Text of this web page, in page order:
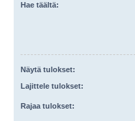
Hae täältä:
Näytä tulokset:
Lajittele tulokset:
Rajaa tulokset: